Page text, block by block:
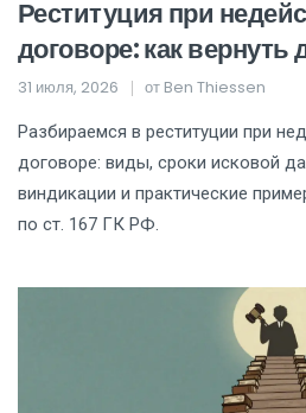
Реституция при
договоре: как вернуть
имущество по ст. 167
31 июля, 2026 от Ben Thiessen
Разбираемся в реституции при
договоре: виды, сроки исковой
виндикации и практические
по ст. 167 ГК РФ.